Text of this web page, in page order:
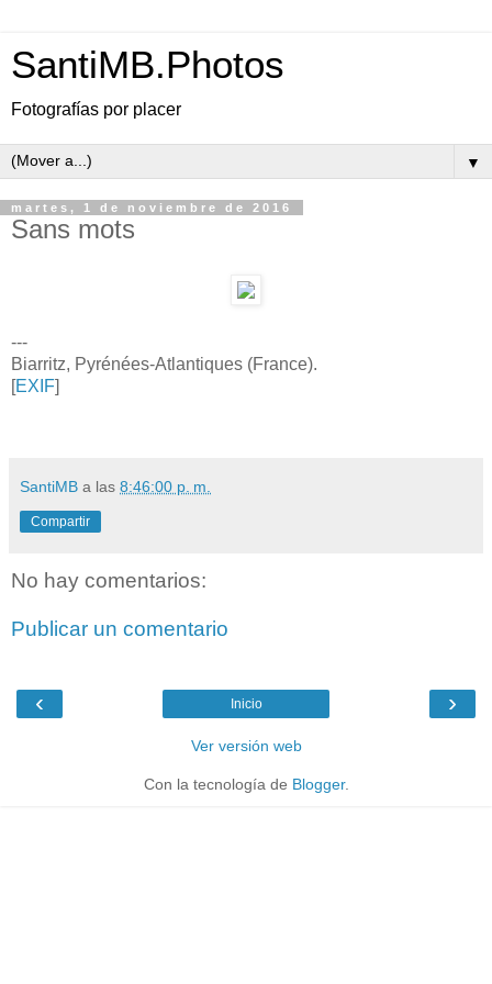
SantiMB.Photos
Fotografías por placer
▼
martes, 1 de noviembre de 2016
Sans mots
---
Biarritz, Pyrénées-Atlantiques (France).
[EXIF]
SantiMB a las 8:46:00 p. m.
Compartir
No hay comentarios:
Publicar un comentario
‹ ›
Inicio
Ver versión web
Con la tecnología de Blogger.